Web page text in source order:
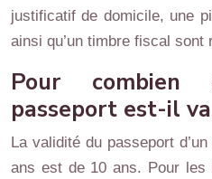
justificatif de domicile, une
ainsi qu’un timbre fiscal sont
Pour
passeport est-il
La validité du passeport
ans est de 10 ans. Pour